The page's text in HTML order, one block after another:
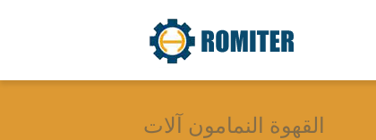
القهوة النمامون آلات